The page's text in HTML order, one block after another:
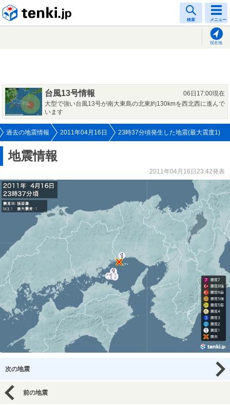
検索 メニュー
現在地
台風13号情報
06日17:00現在
大型で強い台風13号が南大東島の北東約130kmを西北西に進んで
います
過去の地震情報 2011年04月16日 23時37分頃発生した地震(最大震度1)
地震情報
2011年04月16日23:42発表
次の地震
前の地震